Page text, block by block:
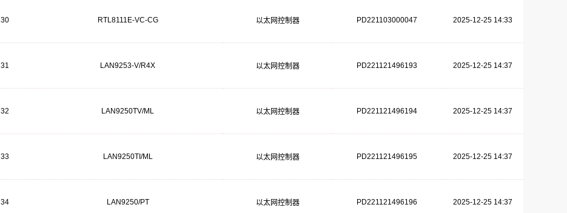
30 RTL8111E-VC-CG 以太网控制器 PD221103000047 2025-12-25 14:33
31 LAN9253-V/R4X 以太网控制器 PD221121496193 2025-12-25 14:37
32 LAN9250TV/ML 以太网控制器 PD221121496194 2025-12-25 14:37
33 LAN9250TI/ML 以太网控制器 PD221121496195 2025-12-25 14:37
34 LAN9250/PT 以太网控制器 PD221121496196 2025-12-25 14:37